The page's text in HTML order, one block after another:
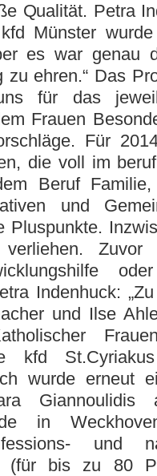
Qualität. Petra
Münster
es war genau
zu ehren.“ Das
für das
Frauen
Für
die voll im
Beruf Familie,
und
Pluspunkte.
Zuvor
Indenhuck:
und Ilse
kfd
wurde erneut
Giannoulidis
in
und
(für bis zu 80